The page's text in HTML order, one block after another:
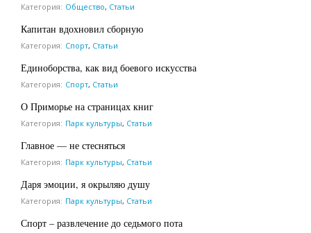
Категория: Общество, Статьи
Капитан вдохновил сборную
Категория: Спорт, Статьи
Единоборства, как вид боевого искусства
Категория: Спорт, Статьи
О Приморье на страницах книг
Категория: Парк культуры, Статьи
Главное — не стесняться
Категория: Парк культуры, Статьи
Даря эмоции, я окрыляю душу
Категория: Парк культуры, Статьи
Спорт – развлечение до седьмого пота